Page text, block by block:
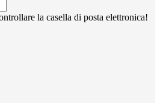
la casella di posta elettronica!